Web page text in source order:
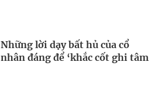
Những lời dạy bất hủ của cổ
nhân đáng để ‘khắc cốt ghi tâm